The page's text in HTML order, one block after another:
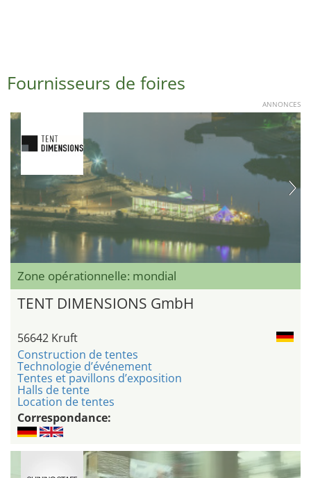
Fournisseurs de foires
ANNONCES
Zone opérationnelle: mondial
TENT DIMENSIONS GmbH
56642 Kruft
Construction de tentes
Technologie d’événement
Tentes et pavillons d’exposition
Halls de tente
Location de tentes
Correspondance: